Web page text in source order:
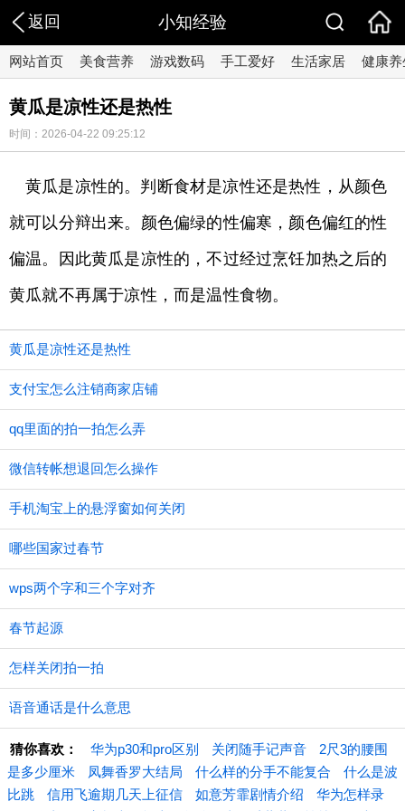
返回 小知经验
网站首页 美食营养 游戏数码 手工爱好 生活家居 健康养
黄瓜是凉性还是热性
时间：2026-04-22 09:25:12
黄瓜是凉性的。判断食材是凉性还是热性，从颜色
就可以分辩出来。颜色偏绿的性偏寒，颜色偏红的性
偏温。因此黄瓜是凉性的，不过经过烹饪加热之后的
黄瓜就不再属于凉性，而是温性食物。
黄瓜是凉性还是热性
支付宝怎么注销商家店铺
qq里面的拍一拍怎么弄
微信转帐想退回怎么操作
手机淘宝上的悬浮窗如何关闭
哪些国家过春节
wps两个字和三个字对齐
春节起源
怎样关闭拍一拍
语音通话是什么意思
猜你喜欢： 华为p30和pro区别 关闭随手记声音
2尺3的腰围
是多少厘米
凤舞香罗大结局 什么样的分手不能复合
什么是波
比跳
信用飞逾期几天上征信 如意芳霏剧情介绍
华为怎样录